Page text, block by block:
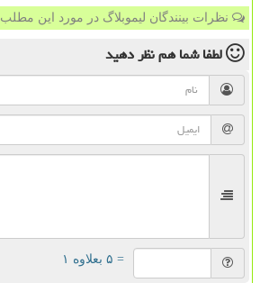
نظرات بینندگان لیموبلاگ در مورد این مطلب
لطفا شما همنظر دهید
= ۵ بعلاوه ۱